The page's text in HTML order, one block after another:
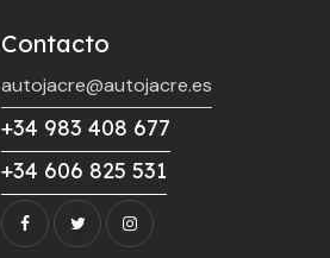
Contacto
autojacre@autojacre.es
+34 983 408 677
+34 606 825 531